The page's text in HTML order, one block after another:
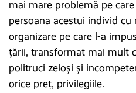
mai mare problemă pe
persoana acestui individ
organizare pe care l-a
țării, transformat mai mult
politruci zeloși și
orice preț, privilegiile.